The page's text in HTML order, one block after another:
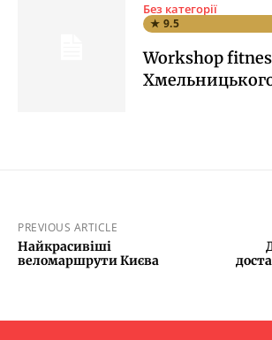
Без категорії
★ 9.5
Workshop
PREVIOUS ARTICLE
Найкрасивіші
веломаршрути Києва